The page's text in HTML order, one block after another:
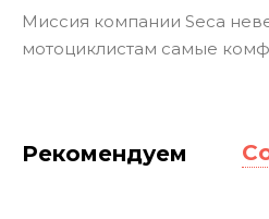
Миссия компании Seca
мотоциклистам самые
Рекомендуем